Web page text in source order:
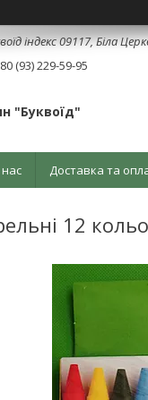
індекс 09117, Біла
(93) 229-59-95
"Буквоїд"
Доставка та
12